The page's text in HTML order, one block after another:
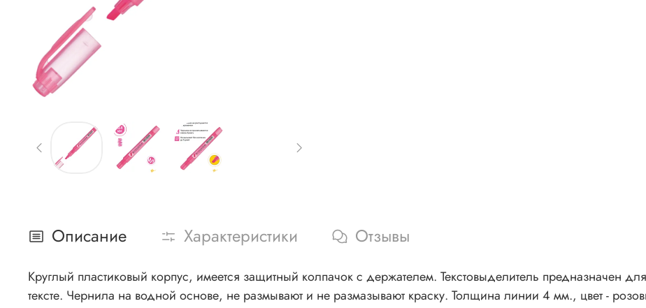
Описание Характеристики Отзывы
Круглый пластиковый корпус, имеется защитный колпачок с держателем. Текстовыделитель предназначен
тексте. Чернила на водной основе, не размывают и не размазывают краску. Толщина линии 4 мм., цвет -